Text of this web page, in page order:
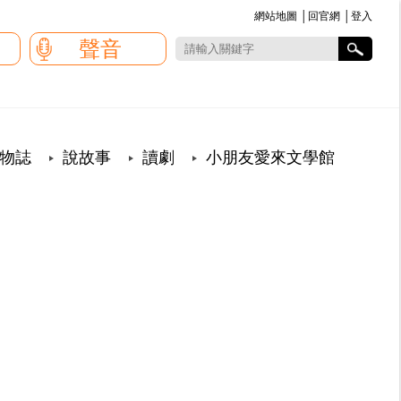
網站地圖 回官網 登入
聲音
誌 說故事 讀劇 小朋友愛來文學館